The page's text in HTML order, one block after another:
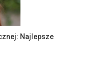
Najlepsze